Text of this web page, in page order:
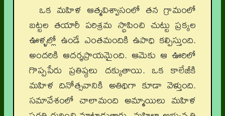
ఒక మహిళ ఆత్మవిశ్వాసంలో తన గ్రామంలో
బట్టల తయారీ పరిశ్రమ స్థాపించి చుట్టు ప్రక్కల
ఊళ్ళల్లో ఉండే ఎంతమందికి ఉపాధి కల్పిస్తుంది.
అందరికి ఆదర్శప్రాయమైంది. ఆమెకు ఆ ఊరిలో
గొప్పపేరు ప్రతిష్ఠలు దక్కుతాయి. ఒక కాలేజీకి
మహిళ దినోత్సవానికి అతిథిగా కూడా వెళ్తుంది.
సమావేశంలో చాలామంది అమ్మాయిలు మహిళ